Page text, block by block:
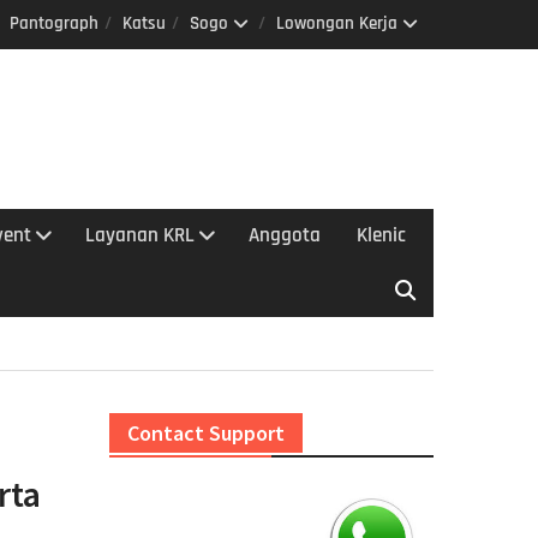
Pantograph Katsu Sogo Lowongan Kerja
Layanan KRL Anggota Klenic
Contact Support